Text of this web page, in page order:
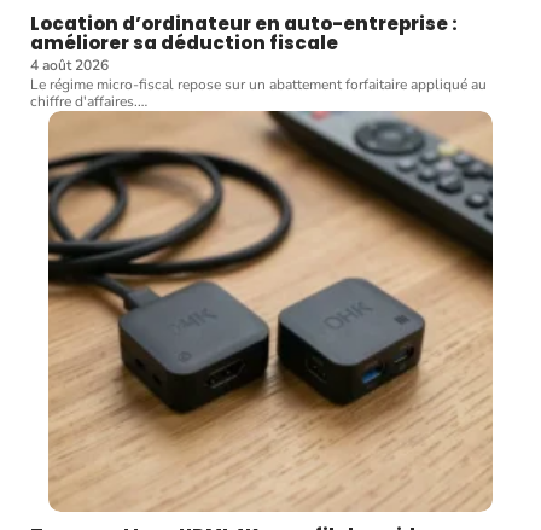
Location d’ordinateur en auto-entreprise :
améliorer sa déduction fiscale
4 août 2026
Le régime micro-fiscal repose sur un abattement forfaitaire appliqué au
chiffre d'affaires.…